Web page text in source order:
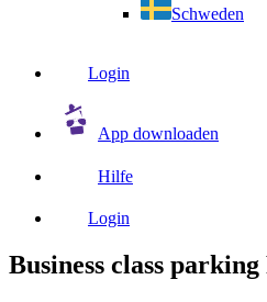
Schweden
Login
App downloaden
Hilfe
Login
Business class